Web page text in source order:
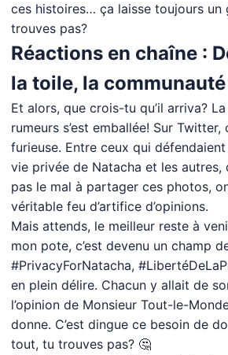
ces histoires… ça laisse toujours un
trouves pas?
Réactions en chaîne :
la toile, la communauté
Et alors, que crois-tu qu’il arriva?
rumeurs s’est emballée! Sur Twitter,
furieuse. Entre ceux qui
vie privée de Natacha et les autres,
pas le mal à partager ces photos,
véritable feu d’artifice d’opinions.
Mais attends, le meilleur reste à
mon pote, c’est devenu un champ
#PrivacyForNatacha,
en plein délire. Chacun y allait de
l’opinion de Monsieur Tout-le-
donne. C’est dingue ce besoin de
tout, tu trouves pas? 🤔